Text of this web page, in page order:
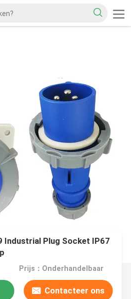
Industrial Plug Socket IP67
Prijs：Onderhandelbaar
Contacteer ons